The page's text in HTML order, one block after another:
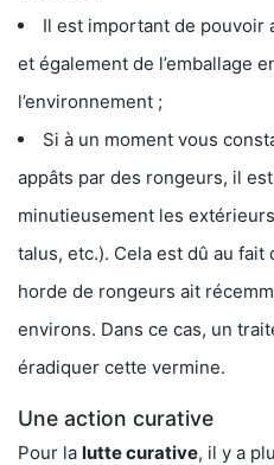
Il est important de pouvoir
et également de l’emballage
l’environnement ;
Si à un moment vous
appâts par des rongeurs, il
minutieusement les
talus, etc.). Cela est dû au fait
horde de rongeurs ait
environs. Dans ce cas, un
éradiquer cette vermine.
Une action curative
Pour la lutte curative, il y a